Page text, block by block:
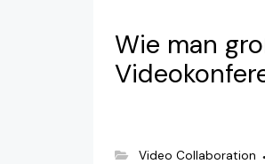
Wie man
Video Collaboration ●